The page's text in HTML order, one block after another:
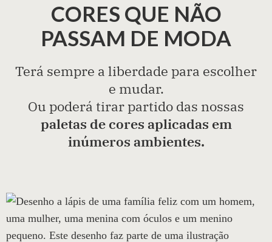
CORES QUE NÃO
PASSAM DE MODA
Terá sempre a liberdade para escolher
e mudar.
Ou poderá tirar partido das nossas
paletas de cores aplicadas em
inúmeros ambientes.